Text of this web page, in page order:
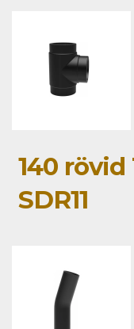
140 rövid
SDR11